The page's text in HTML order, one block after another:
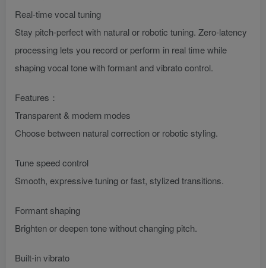
Real-time vocal tuning
Stay pitch-perfect with natural or robotic tuning. Zero-latency
processing lets you record or perform in real time while
shaping vocal tone with formant and vibrato control.
Features：
Transparent & modern modes
Choose between natural correction or robotic styling.
Tune speed control
Smooth, expressive tuning or fast, stylized transitions.
Formant shaping
Brighten or deepen tone without changing pitch.
Built-in vibrato